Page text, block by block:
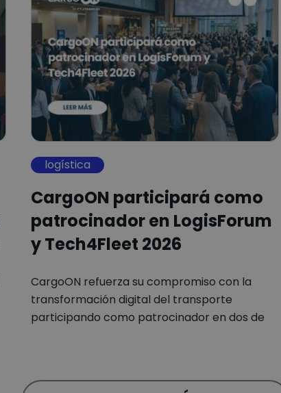
logística
CargoON participará como
patrocinador en LogisForum
y Tech4Fleet 2026
CargoON refuerza su compromiso con la
transformación digital del transporte
participando como patrocinador en dos de